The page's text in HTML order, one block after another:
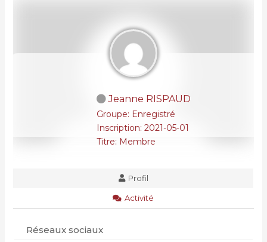
Jeanne RISPAUD
Groupe: Enregistré
Inscription: 2021-05-01
Titre: Membre
Profil
Activité
Réseaux sociaux